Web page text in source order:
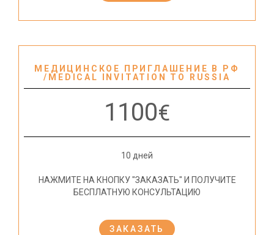
МЕДИЦИНСКОЕ ПРИГЛАШЕНИЕ В РФ
/MEDICAL INVITATION TO RUSSIA
1100€
10 дней
НАЖМИТЕ НА КНОПКУ "ЗАКАЗАТЬ" И ПОЛУЧИТЕ
БЕСПЛАТНУЮ КОНСУЛЬТАЦИЮ
ЗАКАЗАТЬ